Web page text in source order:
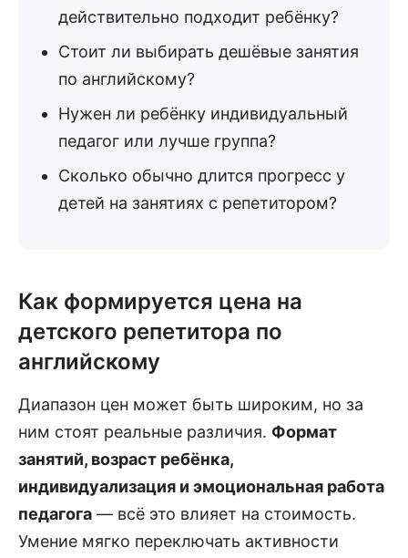
действительно подходит ребёнку?
Стоит ли выбирать дешёвые занятия
по английскому?
Нужен ли ребёнку индивидуальный
педагог или лучше группа?
Сколько обычно длится прогресс у
детей на занятиях с репетитором?
Как формируется цена на
детского репетитора по
английскому
Диапазон цен может быть широким, но за
ним стоят реальные различия. Формат
занятий, возраст ребёнка,
индивидуализация и эмоциональная работа
педагога — всё это влияет на стоимость.
Умение мягко переключать активности